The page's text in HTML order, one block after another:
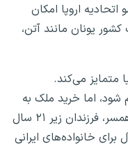
اروپا امکان
یورو در شهرهای پرجمعیت کشور یونان مانند آتن،
متمایز می‌کند.
شود، اما خرید ملک به
دلیل آستانه پایین‌تر، محبوب‌ترین گزینه است. متقاضیان می‌توانند برای اعضای خانواده خود، شامل همسر، فرزندان زیر ۲۱ سال
برای خانواده‌های ایرانی